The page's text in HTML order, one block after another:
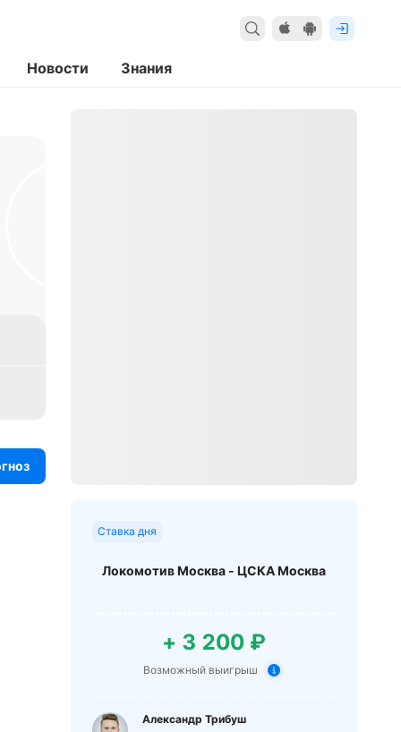
Новости Знания
Ставка дня
Локомотив Москва - ЦСКА Москва
+ 3 200 ₽
Возможный выигрыш
Александр Трибуш